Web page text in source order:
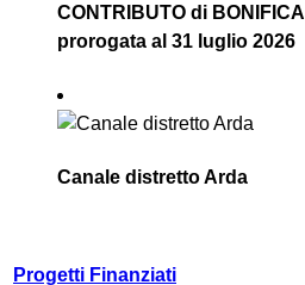
CONTRIBUTO di BONIFICA
prorogata al 31 luglio 2026
Canale distretto Arda
Progetti Finanziati